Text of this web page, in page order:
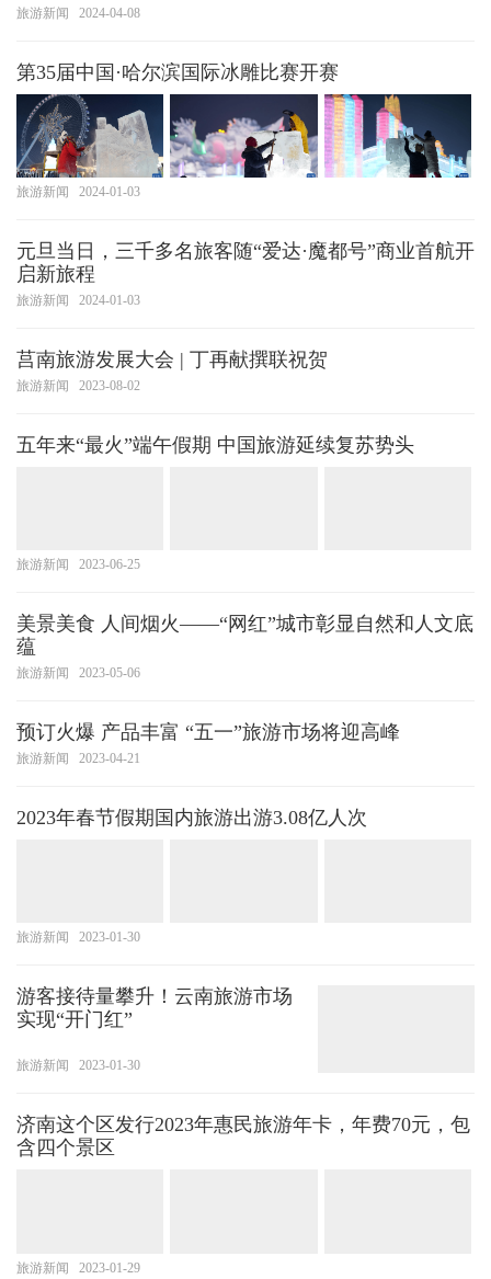
旅游新闻 2024-04-08
第35届中国·哈尔滨国际冰雕比赛开赛
旅游新闻 2024-01-03
元旦当日，三千多名旅客随“爱达·魔都号”商业首航开
启新旅程
旅游新闻 2024-01-03
莒南旅游发展大会 | 丁再献撰联祝贺
旅游新闻 2023-08-02
五年来“最火”端午假期 中国旅游延续复苏势头
旅游新闻 2023-06-25
美景美食 人间烟火——“网红”城市彰显自然和人文底
蕴
旅游新闻 2023-05-06
预订火爆 产品丰富 “五一”旅游市场将迎高峰
旅游新闻 2023-04-21
2023年春节假期国内旅游出游3.08亿人次
旅游新闻 2023-01-30
游客接待量攀升！云南旅游市场
实现“开门红”
旅游新闻 2023-01-30
济南这个区发行2023年惠民旅游年卡，年费70元，包
含四个景区
旅游新闻 2023-01-29